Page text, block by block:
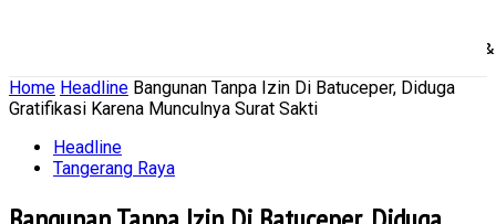
Politik
Home Headline Bangunan Tanpa Izin Di Batuceper, Diduga
Gratifikasi Karena Munculnya Surat Sakti
Headline
Tangerang Raya